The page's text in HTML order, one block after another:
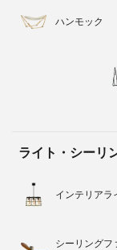
ハンモック
ライト・シーリ
インテリアラ
シーリングフ